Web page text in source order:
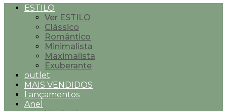
ESTILO
Ver ESTILO
Clássico
Romântico
Minimalista
Maximalista
Exuberante
outlet
MAIS VENDIDOS
Lançamentos
Anel